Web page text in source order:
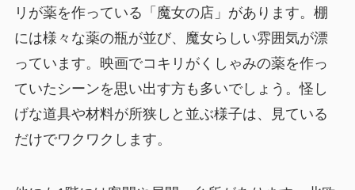
リが薬を作っている「魔女の店」があります。棚
には様々な薬の瓶が並び、魔女らしい雰囲気が漂
っています。映画でコキリがくしゃみの薬を作っ
ていたシーンを思い出す方も多いでしょう。怪し
げな道具や材料が所狭しと並ぶ様子は、見ている
だけでワクワクします。